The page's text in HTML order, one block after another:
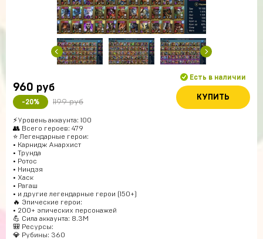
960 руб
-20% 1199 руб
Есть в наличии
КУПИТЬ
⚡Уровень аккаунта: 100
👥 Всего героев: 479
⭐ Легендарные герои:
• Карнидж Анархист
• Трунда
• Ротос
• Ниндзя
• Хаск
• Рагаш
• и другие легендарные герои (150+)
🔥 Эпические герои:
• 200+ эпических персонажей
💪 Сила аккаунта: 8.3M
🎒 Ресурсы:
💎 Рубины: 360